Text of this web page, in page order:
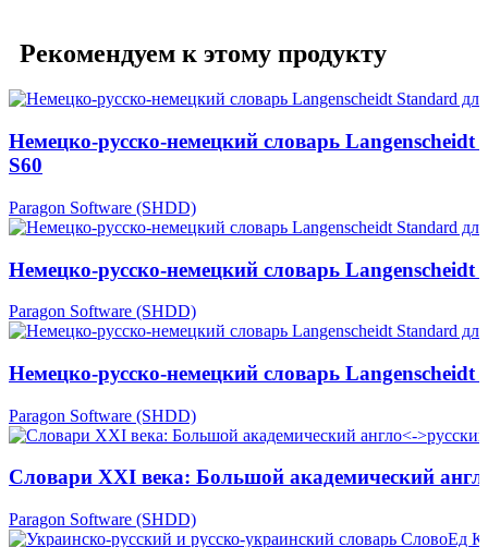
Рекомендуем к этому продукту
Немецко-русско-немецкий словарь
S60
Paragon Software (SHDD)
Немецко-русско-немецкий словарь
Paragon Software (SHDD)
Немецко-русско-немецкий словарь
Paragon Software (SHDD)
Словари XXI века: Большой академический
Paragon Software (SHDD)